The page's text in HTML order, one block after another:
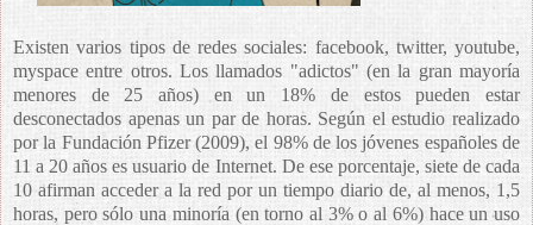
Existen varios tipos de redes sociales: facebook, twitter, youtube,
myspace entre otros. Los llamados "adictos" (en la gran mayoría
menores de 25 años) en un 18% de estos pueden estar
desconectados apenas un par de horas. Según el estudio realizado
por la Fundación Pfizer (2009), el 98% de los jóvenes españoles de
11 a 20 años es usuario de Internet. De ese porcentaje, siete de cada
10 afirman acceder a la red por un tiempo diario de, al menos, 1,5
horas, pero sólo una minoría (en torno al 3% o al 6%) hace un uso